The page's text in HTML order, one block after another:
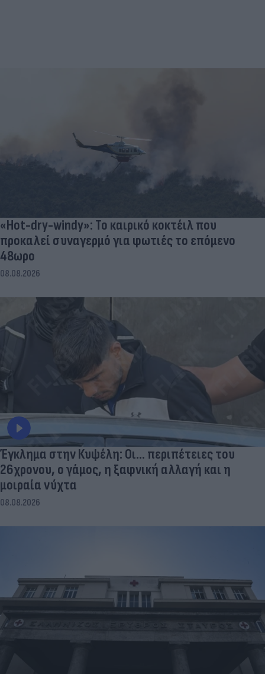
«Hot-dry-windy»: Το καιρικό κοκτέιλ που
προκαλεί συναγερμό για φωτιές το επόμενο
48ωρο
08.08.2026
Έγκλημα στην Κυψέλη: Οι... περιπέτειες του
26χρονου, ο γάμος, η ξαφνική αλλαγή και η
μοιραία νύχτα
08.08.2026